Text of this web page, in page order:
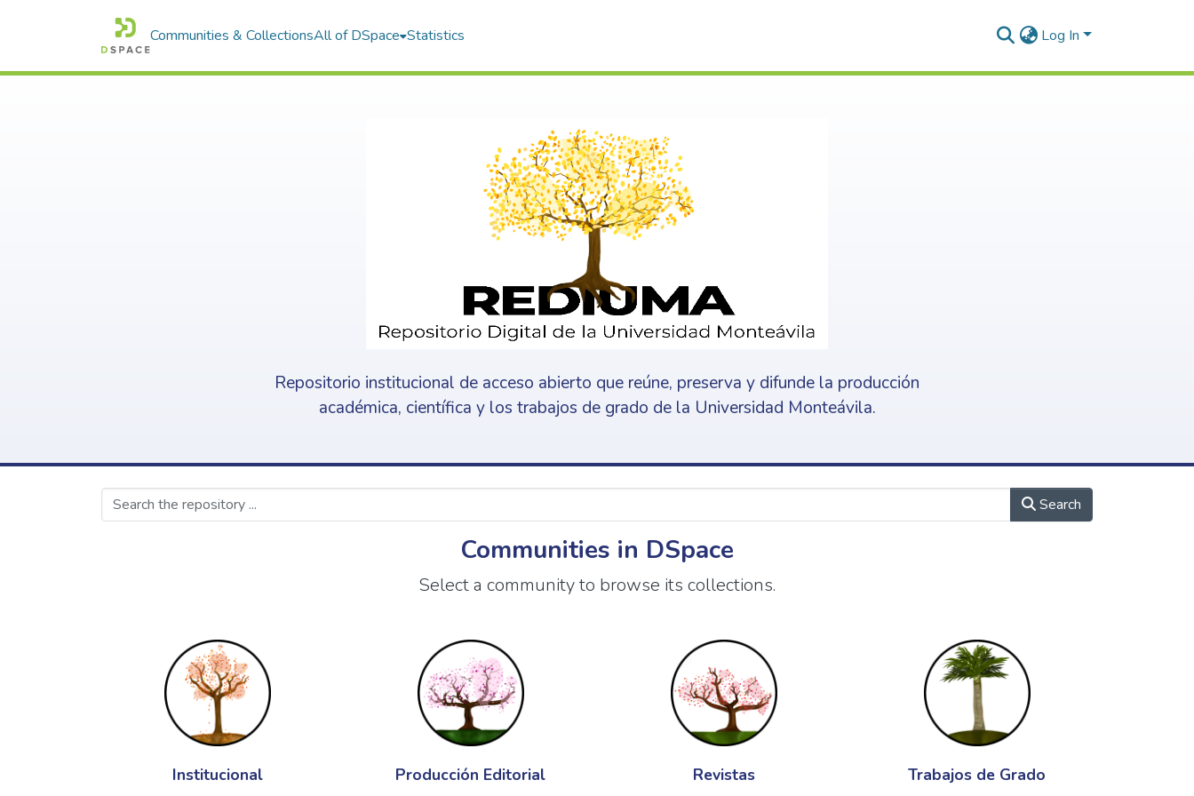
Communities & CollectionsAll of DSpace Statistics Log In
Repositorio institucional de acceso abierto que reúne, preserva y difunde la producción
académica, científica y los trabajos de grado de la Universidad Monteávila.
Search
Communities in DSpace
Select a community to browse its collections.
Institucional Producción Editorial Revistas Trabajos de Grado